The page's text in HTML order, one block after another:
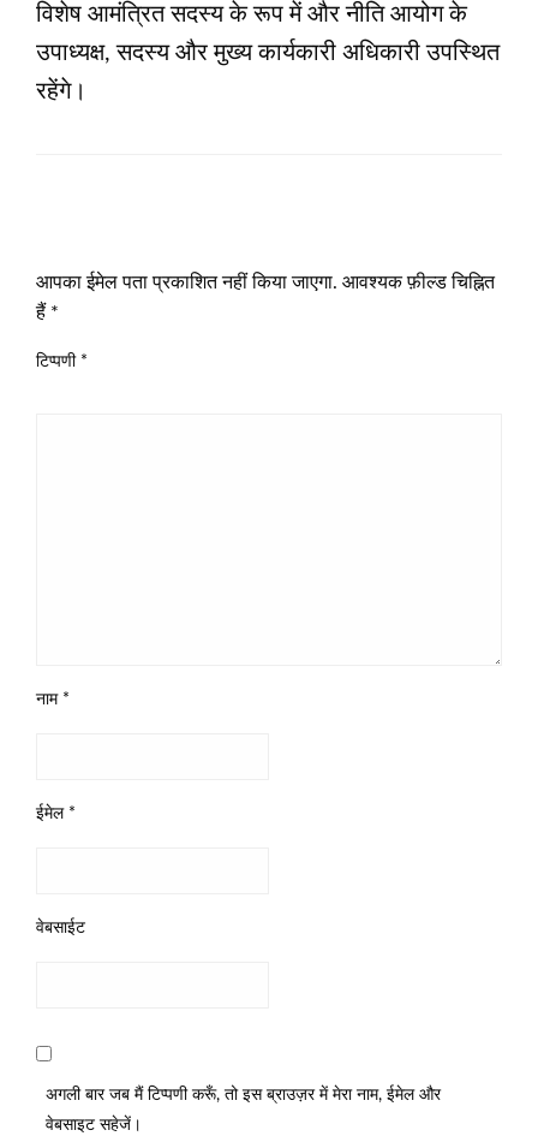
विशेष आमंत्रित सदस्य के रूप में और नीति आयोग के
उपाध्यक्ष, सदस्य और मुख्य कार्यकारी अधिकारी उपस्थित
रहेंगे।
आपका ईमेल पता प्रकाशित नहीं किया जाएगा. आवश्यक फ़ील्ड चिह्नित
हैं *
टिप्पणी *
नाम *
ईमेल *
वेबसाईट
अगली बार जब मैं टिप्पणी करूँ, तो इस ब्राउज़र में मेरा नाम, ईमेल और
वेबसाइट सहेजें।